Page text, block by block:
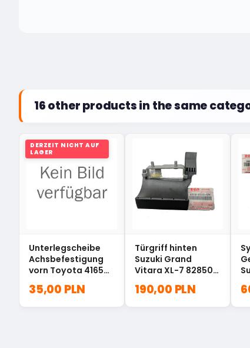
16 other products in the same
DERZEIT NICHT AUF
LAGER
Unterlegscheibe
Achsbefestigung
vorn Toyota 41654-
35,00 PLN
Türgriff hinten
Suzuki Grand
Vitara XL-7 82850-
190,00 PLN